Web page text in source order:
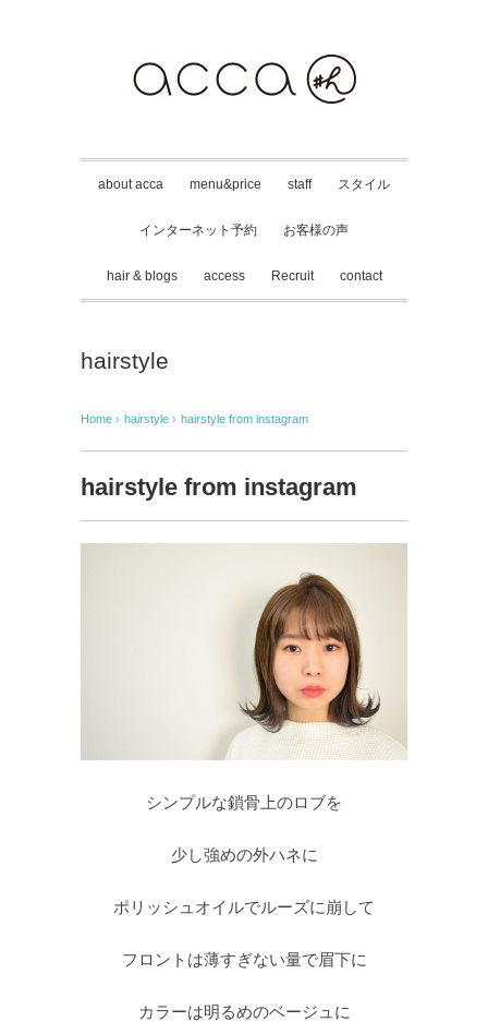
about acca menu&price staff スタイル
インターネット予約 お客様の声
hair & blogs access Recruit contact
hairstyle
Home › hairstyle › hairstyle from instagram
hairstyle from instagram
シンプルな鎖骨上のロブを
少し強めの外ハネに
ポリッシュオイルでルーズに崩して
フロントは薄すぎない量で眉下に
カラーは明るめのベージュに